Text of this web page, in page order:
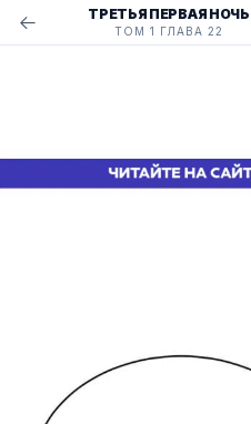
ТРЕТЬЯ ПЕРВАЯ НОЧЬ
ТОМ 1 ГЛАВА 22